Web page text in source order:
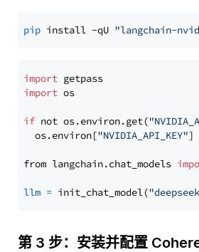
pip install -qU "langchain-
import
import os
if not os.environ.get(
  os.environ[
"NVIDIA_API_KEY"]
from langchain.chat_models
llm = init_chat_model(
第 3 步：安装并配置